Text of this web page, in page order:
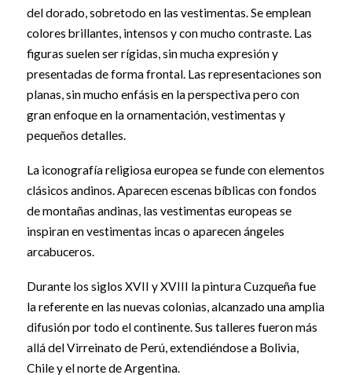
del dorado, sobretodo en las vestimentas. Se emplean
colores brillantes, intensos y con mucho contraste. Las
figuras suelen ser rígidas, sin mucha expresión y
presentadas de forma frontal. Las representaciones son
planas, sin mucho enfásis en la perspectiva pero con
gran enfoque en la ornamentación, vestimentas y
pequeños detalles.
La iconografía religiosa europea se funde con elementos
clásicos andinos. Aparecen escenas bíblicas con fondos
de montañas andinas, las vestimentas europeas se
inspiran en vestimentas incas o aparecen ángeles
arcabuceros.
Durante los siglos XVII y XVIII la pintura Cuzqueña fue
la referente en las nuevas colonias, alcanzado una amplia
difusión por todo el continente. Sus talleres fueron más
allá del Virreinato de Perú, extendiéndose a Bolivia,
Chile y el norte de Argentina.